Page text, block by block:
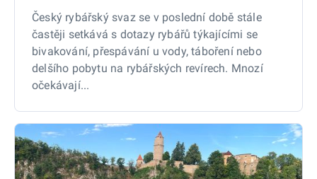
Český rybářský svaz se v poslední době stále
častěji setkává s dotazy rybářů týkajícími se
bivakování, přespávání u vody, táboření nebo
delšího pobytu na rybářských revírech. Mnozí
očekávají...